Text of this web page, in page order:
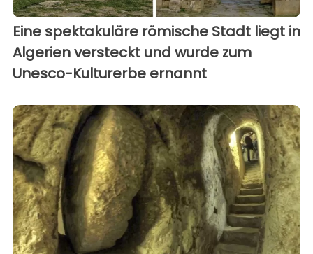
Eine spektakuläre römische Stadt liegt in
Algerien versteckt und wurde zum
Unesco-Kulturerbe ernannt